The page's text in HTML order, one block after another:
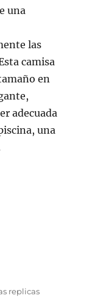
una
las
camisa
en
adecuada
una
replicas